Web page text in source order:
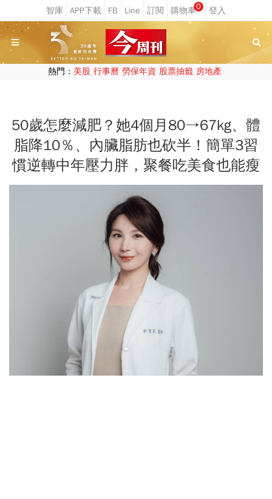
0
熱門： 美股 行事曆 勞保年資 股票抽籤 房地產
50歲怎麼減肥？她4個月80→67kg、體
脂降10％、內臟脂肪也砍半！簡單3習
慣逆轉中年壓力胖，聚餐吃美食也能瘦